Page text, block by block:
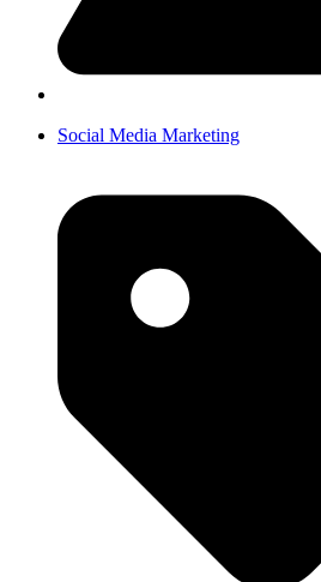
Social Media Marketing